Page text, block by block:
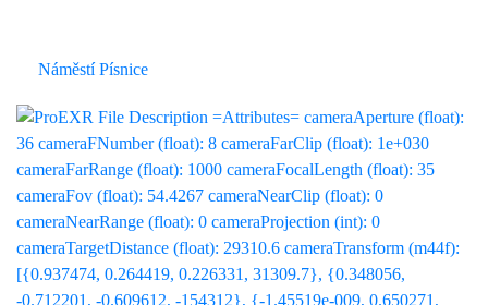
Náměstí Písnice